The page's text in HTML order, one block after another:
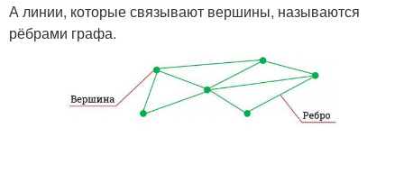
А линии, которые связывают вершины, называются
рёбрами графа.